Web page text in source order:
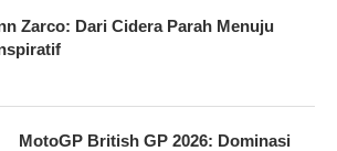
Zarco: Dari Cidera Parah Menuju
MotoGP British GP 2026: Dominasi